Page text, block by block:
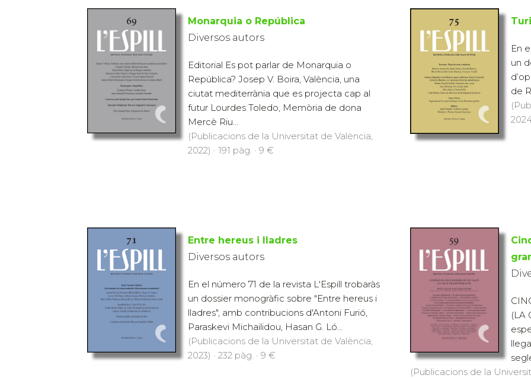
Monarquia o República
Diversos autors
Editorial Es pot parlar de Monarquia o
República? Josep V. Boira, València, una
ciutat mediterrània que es projecta cap al
futur Lourdes Toledo, Memòria de dona
Mercè Riu...
(Publicacions de la Universitat de València,
2022) · 191 pàg. · 9 €
En
un
de
Entre hereus i lladres
Diversos autors
En el número 71 de la revista L'Espill trobaràs
un dossier monogràfic sobre "Entre hereus i
lladres", amb contribucions d'Antoni Furió,
Paraskevi Michailidou, Hasan G. Ló...
(Publicacions de la Universitat de València,
2023) · 232 pàg. · 9 €
(LA
(Publicacions de la